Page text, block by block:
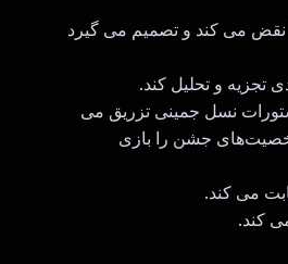
نقض می کند و تصمیم می گیرد
دستورات نسل جمینی تزریق می
جشن را بازی
می کند.
کند.